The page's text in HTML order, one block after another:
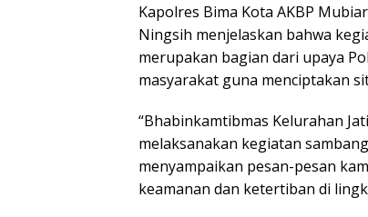
Kapolres Bima Kota AKBP
Ningsih menjelaskan bahwa
merupakan bagian dari upaya
masyarakat guna menciptakan
“Bhabinkamtibmas Kelurahan
melaksanakan kegiatan
menyampaikan pesan-pesan
keamanan dan ketertiban di